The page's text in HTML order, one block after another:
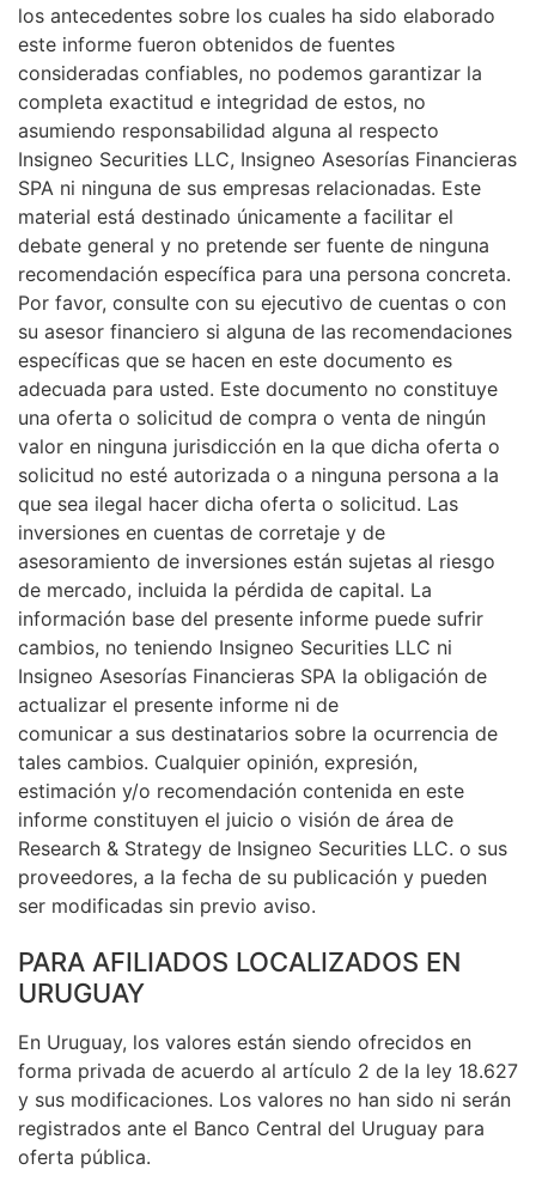
los antecedentes sobre los cuales ha sido elaborado
este informe fueron obtenidos de fuentes
consideradas confiables, no podemos garantizar la
completa exactitud e integridad de estos, no
asumiendo responsabilidad alguna al respecto
Insigneo Securities LLC, Insigneo Asesorías Financieras
SPA ni ninguna de sus empresas relacionadas. Este
material está destinado únicamente a facilitar el
debate general y no pretende ser fuente de ninguna
recomendación específica para una persona concreta.
Por favor, consulte con su ejecutivo de cuentas o con
su asesor financiero si alguna de las recomendaciones
específicas que se hacen en este documento es
adecuada para usted. Este documento no constituye
una oferta o solicitud de compra o venta de ningún
valor en ninguna jurisdicción en la que dicha oferta o
solicitud no esté autorizada o a ninguna persona a la
que sea ilegal hacer dicha oferta o solicitud. Las
inversiones en cuentas de corretaje y de
asesoramiento de inversiones están sujetas al riesgo
de mercado, incluida la pérdida de capital. La
información base del presente informe puede sufrir
cambios, no teniendo Insigneo Securities LLC ni
Insigneo Asesorías Financieras SPA la obligación de
actualizar el presente informe ni de
comunicar a sus destinatarios sobre la ocurrencia de
tales cambios. Cualquier opinión, expresión,
estimación y/o recomendación contenida en este
informe constituyen el juicio o visión de área de
Research & Strategy de Insigneo Securities LLC. o sus
proveedores, a la fecha de su publicación y pueden
ser modificadas sin previo aviso.
PARA AFILIADOS LOCALIZADOS EN
URUGUAY
En Uruguay, los valores están siendo ofrecidos en
forma privada de acuerdo al artículo 2 de la ley 18.627
y sus modificaciones. Los valores no han sido ni serán
registrados ante el Banco Central del Uruguay para
oferta pública.